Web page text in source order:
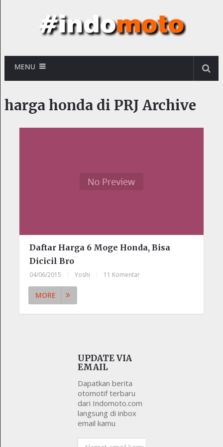
MENU
harga honda di PRJ Archive
Daftar Harga 6 Moge Honda, Bisa
Dicicil Bro
04/06/2015 Yoshi 11 Komentar
MORE
UPDATE VIA
EMAIL
Dapatkan berita
otomotif terbaru
dari Indomoto.com
langsung di inbox
email kamu
Alamat